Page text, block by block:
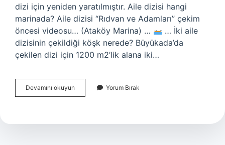
dizi için yeniden yaratılmıştır. Aile dizisi hangi
marinada? Aile dizisi “Rıdvan ve Adamları” çekim
öncesi videosu… (Ataköy Marina) …
… İki aile
dizisinin çekildiği köşk nerede? Büyükada’da
çekilen dizi için 1200 m2’lik alana iki…
Devamını okuyun
Hangi
Yorum Bırak